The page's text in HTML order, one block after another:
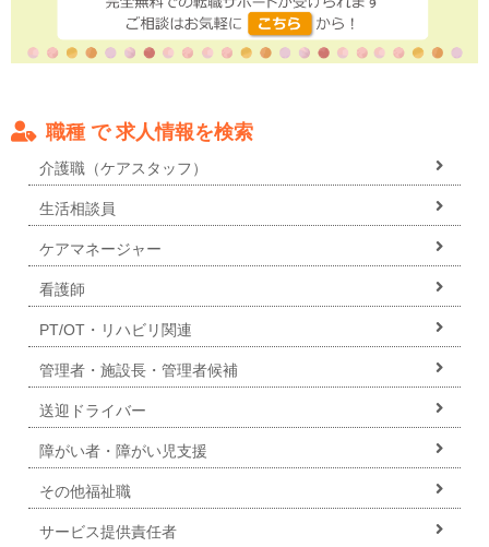
職種 で 求人情報を検索
介護職（ケアスタッフ）
生活相談員
ケアマネージャー
看護師
PT/OT・リハビリ関連
管理者・施設長・管理者候補
送迎ドライバー
障がい者・障がい児支援
その他福祉職
サービス提供責任者